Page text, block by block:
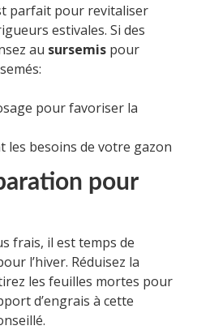
parfait pour revitaliser
estivales. Si des
au sursemis pour
pour favoriser la
les besoins de votre gazon
pour
frais, il est temps de
l’hiver. Réduisez la
les feuilles mortes pour
d’engrais à cette